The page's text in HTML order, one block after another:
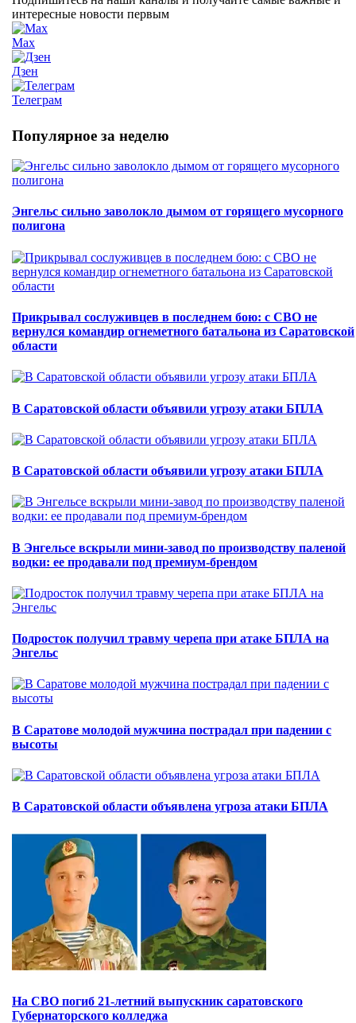
интересные новости первым
Max
Дзен
Телеграм
Популярное за неделю
Энгельс сильно заволокло дымом от горящего мусорного
полигона
Прикрывал сослуживцев в последнем бою: с СВО не
вернулся командир огнеметного батальона из Саратовской
области
В Саратовской области объявили угрозу атаки БПЛА
В Саратовской области объявили угрозу атаки БПЛА
В Энгельсе вскрыли мини-завод по производству паленой
водки: ее продавали под премиум-брендом
Подросток получил травму черепа при атаке БПЛА на
Энгельс
В Саратове молодой мужчина пострадал при падении с
высоты
В Саратовской области объявлена угроза атаки БПЛА
На СВО погиб 21-летний выпускник саратовского
Губернаторского колледжа